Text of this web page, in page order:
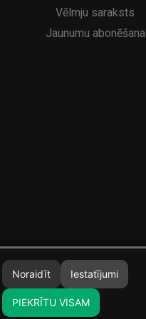
Vēlmju saraksts
Jaunumu abonēšana
Noraidīt Iestatījumi
PIEKRĪTU VISAM